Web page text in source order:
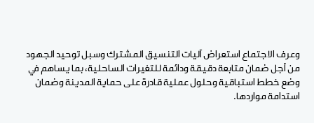
وعرف الاجتماع استعراض آليات التنسيق المشترك وسبل توحيد الجهود
من أجل ضمان متابعة دقيقة ودائمة للتغيرات الساحلية، بما يساهم في
وضع خطط استباقية وحلول عملية قادرة على حماية المدينة وضمان
استدامة مواردها.